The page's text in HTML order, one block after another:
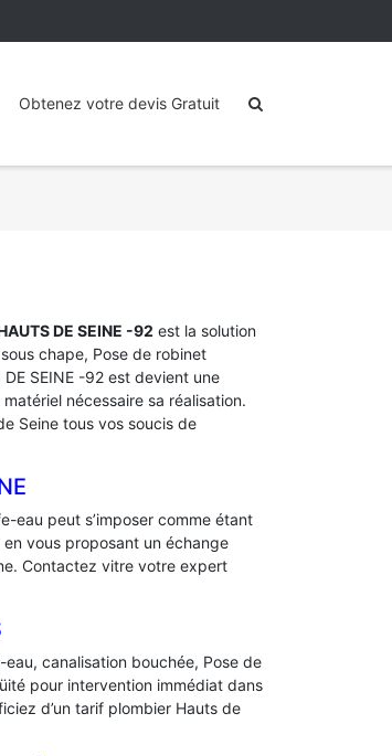
Obtenez votre devis Gratuit
DE SEINE -92 est la solution
chape, Pose de robinet
SEINE -92 est devient une
nécessaire sa réalisation.
Seine tous vos soucis de
eau peut s’imposer comme étant
vous proposant un échange
Contactez vitre votre expert
canalisation bouchée, Pose de
pour intervention immédiat dans
d’un tarif plombier Hauts de